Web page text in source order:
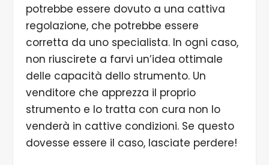
potrebbe essere dovuto a una cattiva
regolazione, che potrebbe essere
corretta da uno specialista. In ogni caso,
non riuscirete a farvi un’idea ottimale
delle capacità dello strumento. Un
venditore che apprezza il proprio
strumento e lo tratta con cura non lo
venderà in cattive condizioni. Se questo
dovesse essere il caso, lasciate perdere!